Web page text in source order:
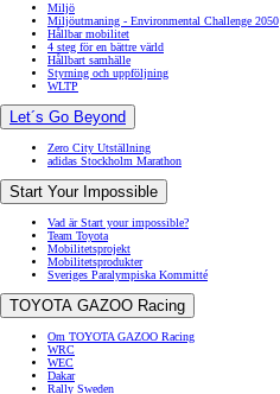
Miljö
Miljöutmaning - Environmental Challenge 2050
Hållbar mobilitet
4 steg för en bättre värld
Hållbart samhälle
Styrning och uppföljning
WLTP
Let´s Go Beyond
Zero City Utställning
adidas Stockholm Marathon
Start Your Impossible
Vad är Start your impossible?
Team Toyota
Mobilitetsprojekt
Mobilitetsprodukter
Sveriges Paralympiska Kommitté
TOYOTA GAZOO Racing
Om TOYOTA GAZOO Racing
WRC
WEC
Dakar
Rally Sweden